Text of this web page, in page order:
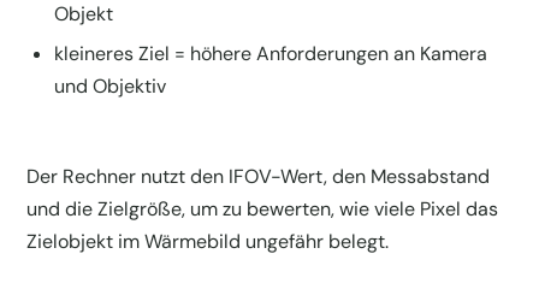
Objekt
kleineres Ziel = höhere Anforderungen an Kamera
und Objektiv
Der Rechner nutzt den IFOV-Wert, den Messabstand
und die Zielgröße, um zu bewerten, wie viele Pixel das
Zielobjekt im Wärmebild ungefähr belegt.